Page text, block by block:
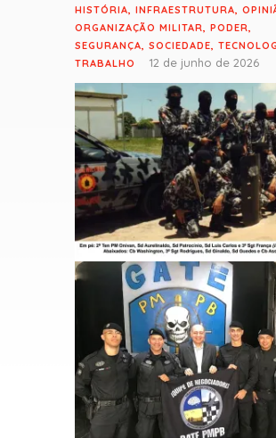
HISTÓRIA, INFRAESTRUTURA,
ORGANIZAÇÃO MILITAR, PODER,
SEGURANÇA, SOCIEDADE,
TRABALHO
12 de junho de 2026